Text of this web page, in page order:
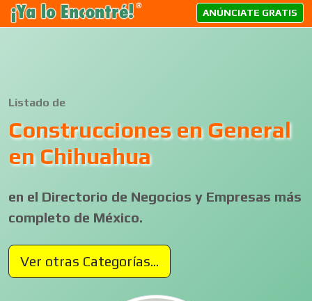
ANÚNCIATE GRATIS
Listado de
Construcciones en General
en Chihuahua
en el Directorio de Negocios y Empresas más
completo de México.
Ver otras Categorías...